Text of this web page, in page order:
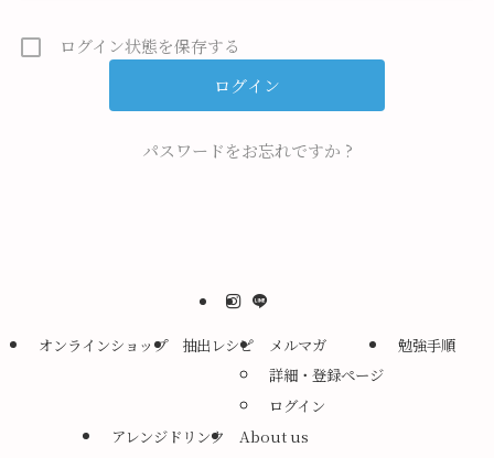
ログイン状態を保存する
パスワードをお忘れですか ?
オンラインショップ 抽出レシピ
メルマガ
詳細・登録ページ
ログイン
勉強手順
アレンジドリンク
About us